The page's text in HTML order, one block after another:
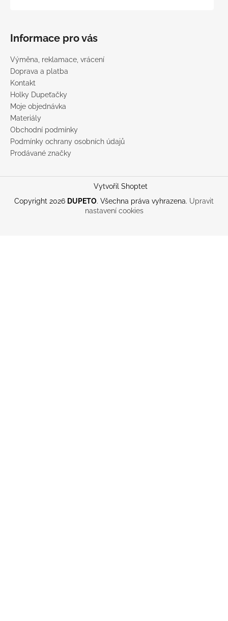
Informace pro vás
Výměna, reklamace, vrácení
Doprava a platba
Kontakt
Holky Dupeťačky
Moje objednávka
Materiály
Obchodní podmínky
Podmínky ochrany osobních údajů
Prodávané značky
Vytvořil Shoptet
Copyright 2026 DUPETO. Všechna práva vyhrazena. Upravit
nastavení cookies